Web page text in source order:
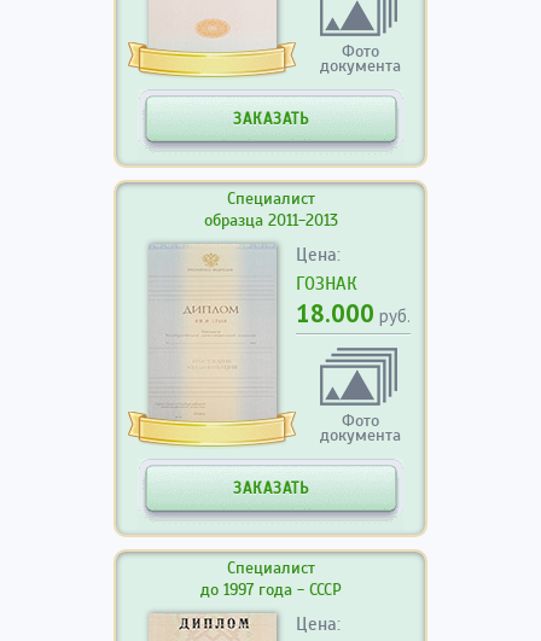
Фото
документа
ЗАКАЗАТЬ
Специалист
образца 2011-2013
Цена:
ГОЗНАК
18.000 руб.
Фото
документа
ЗАКАЗАТЬ
Специалист
до 1997 года - СССР
Цена: